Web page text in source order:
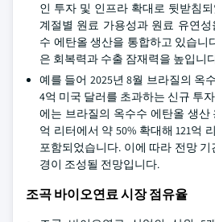
인 투자 및 인프라 확대로 뒷받침
계절별 원료 가용성과 원료 유연
수 에탄올 생산을 통합하고 있습니
은 회복력과 수출 잠재력을 높입니
예를 들어 2025년 8월 브라질의 옥
4억 미국 달러를 초과하는 신규 투
에는 브라질의 옥수수 에탄올 생산
억 리터에서 약 50% 확대해 121억
포함되었습니다. 이에 따라 전망
경이 조성될 전망입니다.
조곡 바이오연료 시장 점유율